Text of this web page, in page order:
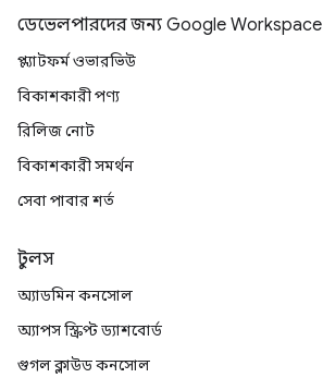
ডেভেলপারদের জন্য Google Workspace
প্ল্যাটফর্ম ওভারভিউ
বিকাশকারী পণ্য
রিলিজ নোট
বিকাশকারী সমর্থন
সেবা পাবার শর্ত
টুলস
অ্যাডমিন কনসোল
অ্যাপস স্ক্রিপ্ট ড্যাশবোর্ড
গুগল ক্লাউড কনসোল